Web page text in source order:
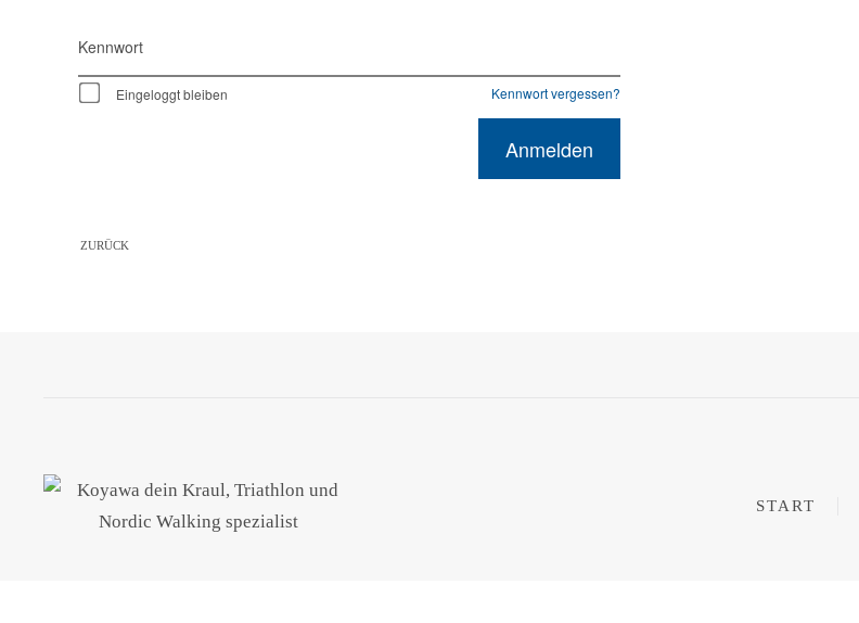
Kennwort
Eingeloggt bleiben Kennwort vergessen?
ZURÜCK
START